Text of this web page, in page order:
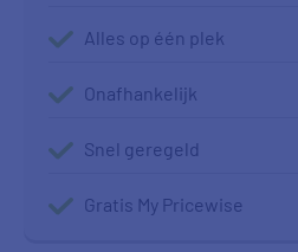
Alles op één plek
Onafhankelijk
Snel geregeld
Gratis My Pricewise